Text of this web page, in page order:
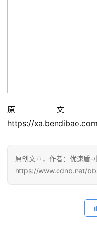
优
速
动
原文
https://
原创文章，作者：优速盾-
https://www.cdnb.net/